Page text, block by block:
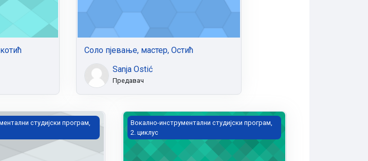
Соло пјевање, мастер, Остић
Sanja Ostić
Предавач
Ћеклићстудијски програм,
Клавир, мастер, Кинка
Вокално-инструментални студијски програм,
2. циклус